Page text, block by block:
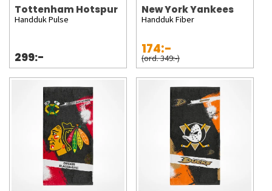
Tottenham Hotspur
Handduk Pulse
299:-
New York Yankees
Handduk Fiber
174:-
(ord. 349:-)